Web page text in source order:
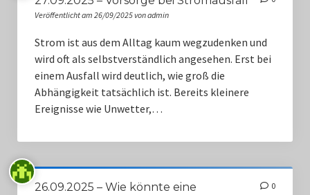
Veröffentlicht am 26/09/2025 von admin
Strom ist aus dem Alltag kaum wegzudenken und
wird oft als selbstverständlich angesehen. Erst bei
einem Ausfall wird deutlich, wie groß die
Abhängigkeit tatsächlich ist. Bereits kleinere
Ereignisse wie Unwetter,…
26.09.2025 – Wie könnte eine
0